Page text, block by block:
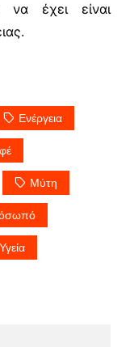
έχει είναι
Ενέργεια
Μύτη
Υγεία